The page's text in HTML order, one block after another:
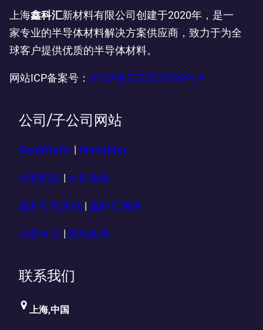
上海鑫科汇新材料有限公司创建于2020年，是一
家专业的半导体材料解决方案供应商，致力于为全
球客户提供优质的半导体材料。
网站ICP备案号： 沪ICP备2022022028号-4
公司/子公司网站
GoodWafer WaferMax
火影科技 火影金晶
鑫科汇欧美站 | 鑫科汇海外
火影互联 隐私政策
联系我们
上海,中国